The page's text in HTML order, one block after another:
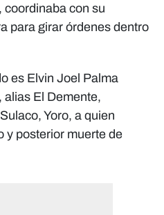
coordinaba con su
para girar órdenes dentro
es Elvin Joel Palma
alias El Demente,
Yoro, a quien
y posterior muerte de